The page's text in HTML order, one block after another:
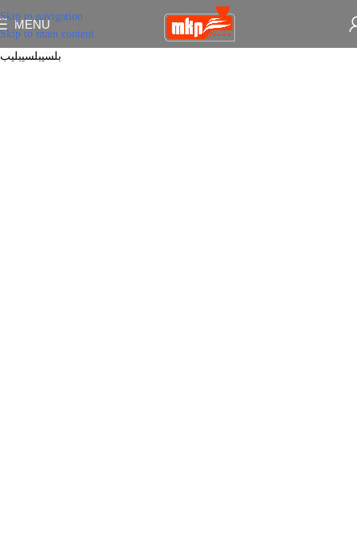
Skip to navigation
Skip to main content
MENU
بلسیبلسیبلیب